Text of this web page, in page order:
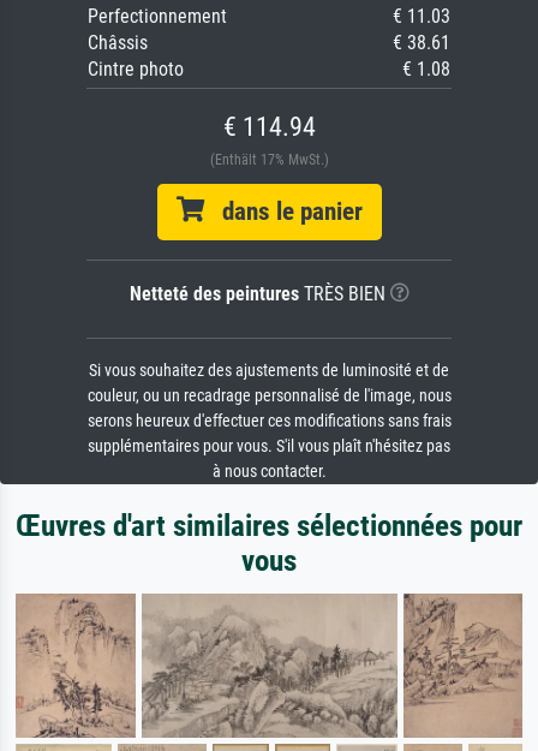
Perfectionnement
€ 11.03
Châssis
€ 38.61
Cintre photo
€ 1.08
€ 114.94
(Enthält 17% MwSt.)
dans le panier
Netteté des peinturesTRÈS BIEN
Si vous souhaitez des ajustements de luminosité et de
couleur, ou un recadrage personnalisé de l'image, nous
serons heureux d'effectuer ces modifications sans frais
supplémentaires pour vous. S'il vous plaît n'hésitez pas
à nous contacter.
Œuvres d'art similaires sélectionnées pour
vous